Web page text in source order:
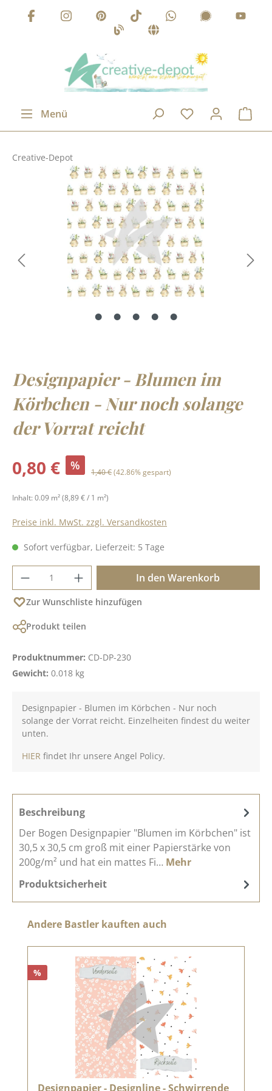
Zum Hauptinhalt springen
Menü
Creative-Depot
Bildergalerie überspringen
Designpapier - Blumen im
Körbchen - Nur noch solange
der Vorrat reicht
Verkaufspreis:
0,80 € % Regulärer Preis:
1,40 €(42.86% gespart)
Inhalt: 0.09 m²(8,89 € / 1 m²)
Preise inkl. MwSt. zzgl. Versandkosten
Sofort verfügbar, Lieferzeit: 5 Tage
Produkt Anzahl: Gib den gewünschten
In den Warenkorb
Zur Wunschliste hinzufügen
Produkt teilen
Produktnummer: CD-DP-230
Gewicht: 0.018 kg
Designpapier - Blumen im Körbchen - Nur noch
solange der Vorrat reicht. Einzelheiten findest du weiter
unten.
HIER findet Ihr unsere Angel Policy.
Beschreibung
Der Bogen Designpapier "Blumen im Körbchen" ist
30,5 x 30,5 cm groß mit einer Papierstärke von
200g/m² und hat ein mattes Fi… Mehr
Produktsicherheit
Produktgalerie überspringen
Andere Bastler kauften auch
%
Designpapier - Designline - Schwirrende